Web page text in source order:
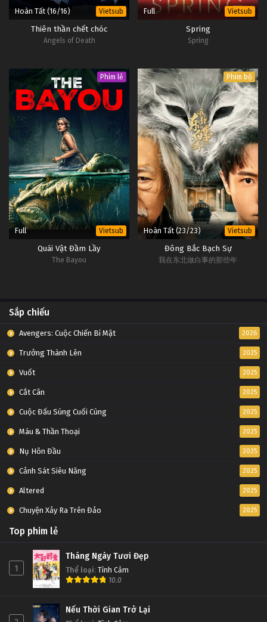
Hoàn Tất (16/16) Vietsub
Thiên thần chết chóc
Angels of Death
Full Vietsub
Spring
Spring
Phim lẻ
Full Vietsub
Quái Vật Đầm Lầy
The Bayou
Phim bộ
Hoàn Tất (23/23) Vietsub
Đông Bắc Bạch Sự
我在东北做白事的那些年
Sắp chiếu
Avengers: Cuộc Chiến Bí Mật 2026
Trưởng Thành Lên 2025
Vuốt 2025
Cắt Cân 2025
Cuộc Đấu Súng Cuối Cùng 2025
Máu & Thần Thoại 2025
Nụ Hôn Đầu 2025
Cảnh Sát Siêu Năng 2025
Altered 2025
Chuyện Xảy Ra Trên Đảo 2025
Top phim lẻ
1
Tháng Ngày Tươi Đẹp
Thể loại: Tình Cảm
10.0
Nếu Thời Gian Trở Lại